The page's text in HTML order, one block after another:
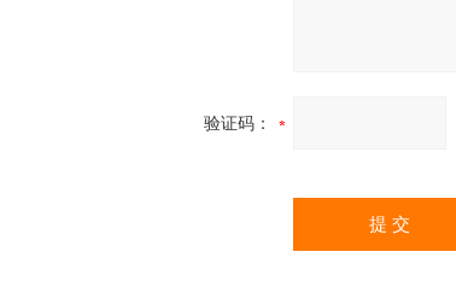
验证码：